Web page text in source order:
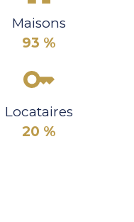
Maisons
93 %
Locataires
20 %